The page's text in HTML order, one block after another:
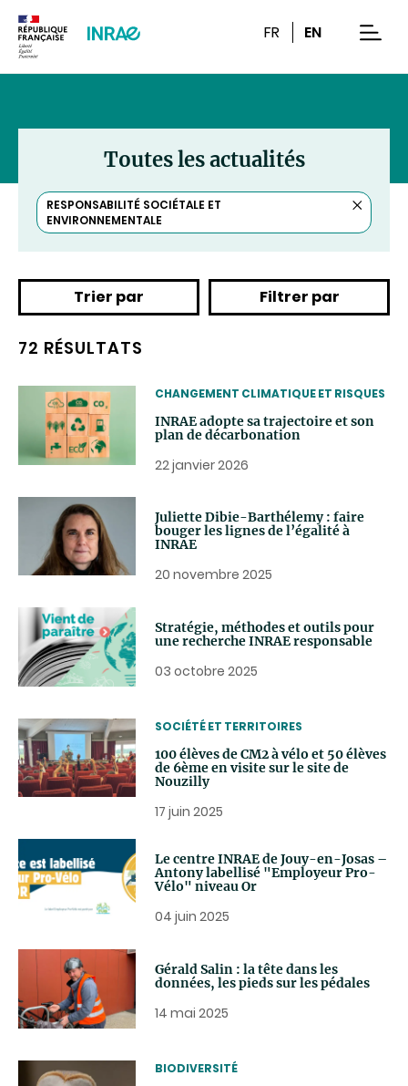
FR EN
Toutes les actualités
RESPONSABILITÉ SOCIÉTALE ET
ENVIRONNEMENTALE
le
Trier par Filtrer par
72 RÉSULTATS
THEMATIC
CHANGEMENT CLIMATIQUE ET RISQUES
INRAE adopte sa trajectoire et son
plan de décarbonation
22 janvier 2026
Juliette Dibie-Barthélemy : faire
bouger les lignes de l’égalité à
INRAE
20 novembre 2025
Stratégie, méthodes et outils pour
une recherche INRAE responsable
03 octobre 2025
THEMATIC
SOCIÉTÉ ET TERRITOIRES
100 élèves de CM2 à vélo et 50 élèves
de 6ème en visite sur le site de
Nouzilly
17 juin 2025
Le centre INRAE de Jouy-en-Josas –
Antony labellisé "Employeur Pro-
Vélo" niveau Or
04 juin 2025
Gérald Salin : la tête dans les
données, les pieds sur les pédales
14 mai 2025
THEMATIC
BIODIVERSITÉ